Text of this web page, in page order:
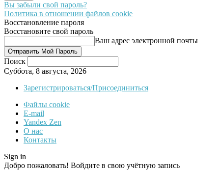
Вы забыли свой пароль?
Политика в отношении файлов cookie
Восстановление пароля
Восстановите свой пароль
Ваш адрес электронной почты
Поиск
Суббота, 8 августа, 2026
Зарегистрироваться/Присоединиться
Файлы cookie
E-mail
Yandex Zen
О нас
Контакты
Sign in
Добро пожаловать! Войдите в свою учётную запись